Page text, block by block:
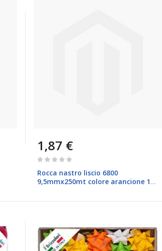
1,87 €
Rating:
Rocca nastro liscio 6800
9,5mmx250mt colore arancione 12